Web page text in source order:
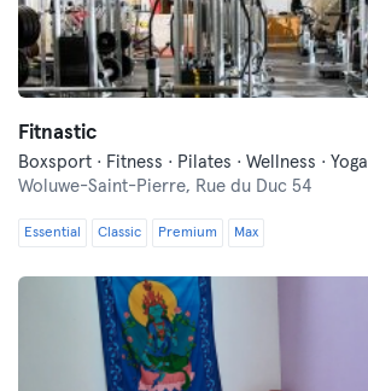
Fitnastic
Boxsport · Fitness · Pilates · Wellness · Yoga
Woluwe-Saint-Pierre, Rue du Duc 54
Essential Classic Premium Max